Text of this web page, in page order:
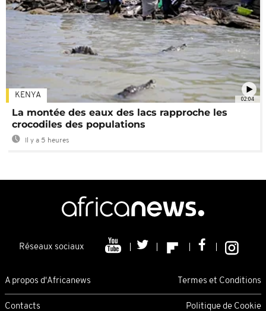
02:04
KENYA
La montée des eaux des lacs rapproche les
crocodiles des populations
Il y a 5 heures
Réseaux sociaux
A propos d'Africanews Termes et Conditions
Contacts Politique de Cookie